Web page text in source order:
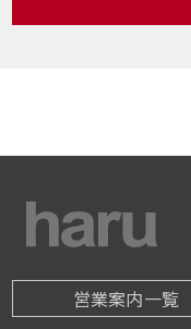
営業案内一覧